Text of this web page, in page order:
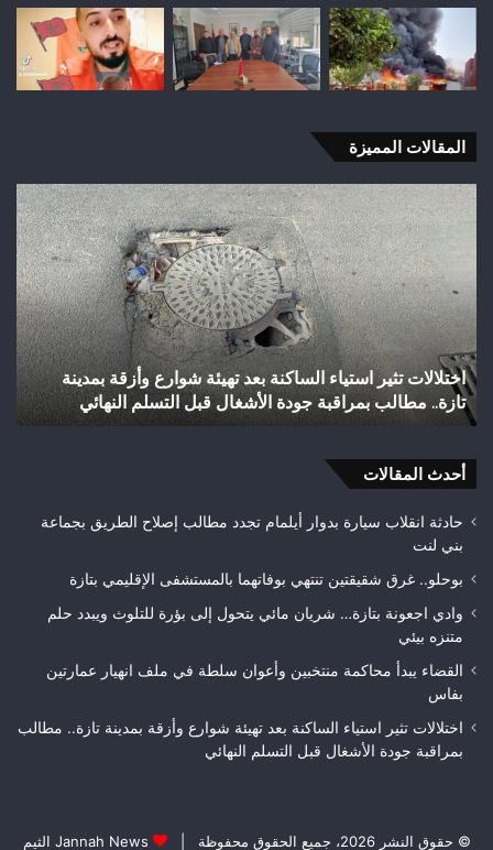
المقالات المميزة
وأزقة بمدينة
النهائي
شباب
رأس
أجيري
يحقق
إنجازاً
تاريخياً
بالصعود
إلى
القسم
الثاني
هواة
بطلاً
فاس
شباب رأس أجيري يحقق إنجازاً تاريخياً بالصعود
الثاني هواة ويتوج بطلاً لعصبة فاس مكناس
أحدث المقالات
حادثة انقلاب سيارة بدوار أيلمام تجدد مطالب إصلاح الطريق بجماعة
بني لنت
بوحلو.. غرق شقيقتين تنتهي بوفاتهما بالمستشفى الإقليمي بتازة
وادي اجعونة بتازة… شريان مائي يتحول إلى بؤرة للتلوث ويبدد حلم
متنزه بيئي
القضاء يبدأ محاكمة منتخبين وأعوان سلطة في ملف انهيار عمارتين
بفاس
اختلالات تثير استياء الساكنة بعد تهيئة شوارع وأزقة بمدينة تازة.. مطالب
بمراقبة جودة الأشغال قبل التسلم النهائي
© حقوق النشر 2026، جميع الحقوق محفوظة | Jannah News الثيم